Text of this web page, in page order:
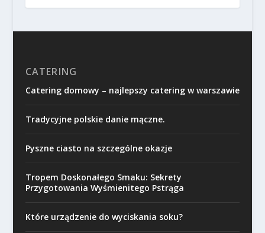
CATERING
Catering domowy – najlepszy catering w warszawie
Tradycyjne polskie danie mączne.
Pyszne ciasto na szczególne okazje
Tropem Doskonałego Smaku: Sekrety
Przygotowania Wyśmienitego Pstrąga
Które urządzenie do wyciskania soku?